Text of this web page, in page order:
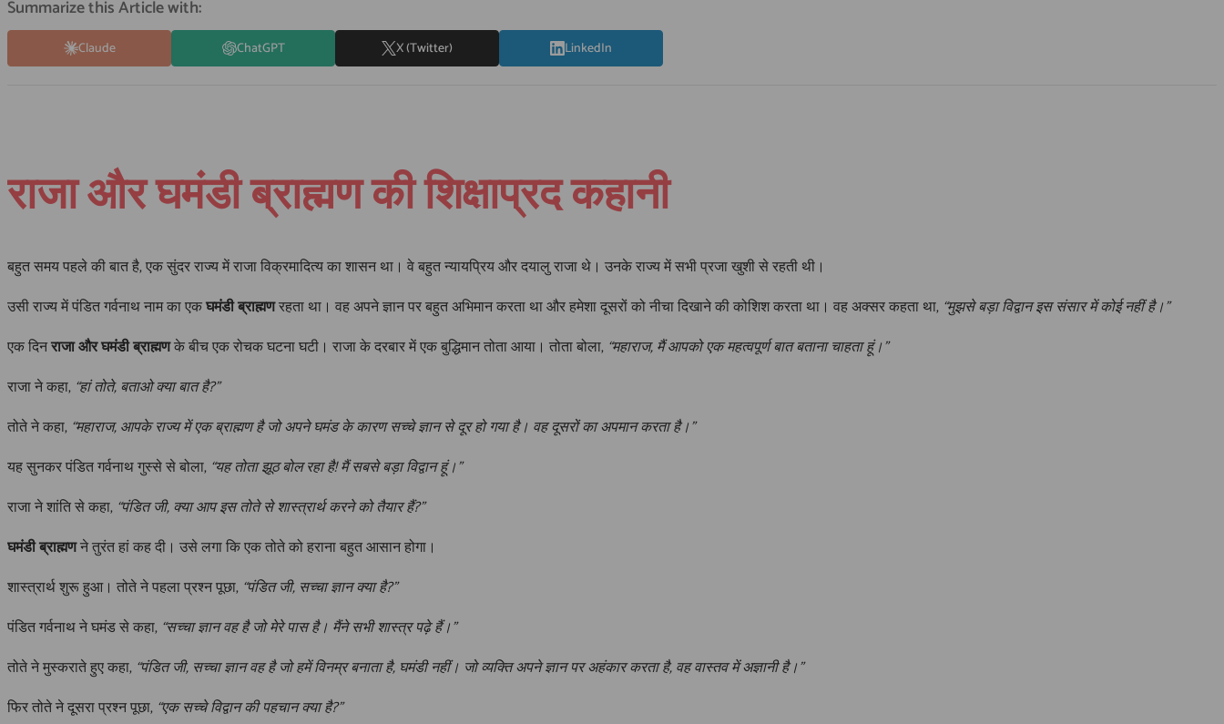
Summarize this Article with:
Claude ChatGPT X (Twitter) LinkedIn
राजा और घमंडी ब्राह्मण की शिक्षाप्रद कहानी
बहुत समय पहले की बात है, एक सुंदर राज्य में राजा विक्रमादित्य का शासन था। वे बहुत न्यायप्रिय और दयालु राजा थे। उनके राज्य में सभी प्रजा खुशी से रहती थी।
उसी राज्य में पंडित गर्वनाथ नाम का एकघमंडी ब्राह्मणरहता था। वह अपने ज्ञान पर बहुत अभिमान करता था और हमेशा दूसरों को नीचा दिखाने की कोशिश करता था। वह अक्सर कहता था, “मुझसे बड़ा विद्वान इस संसार में कोई नहीं है।”
एक दिनराजा और घमंडी ब्राह्मणके बीच एक रोचक घटना घटी। राजा के दरबार में एक बुद्धिमान तोता आया। तोता बोला, “महाराज, मैं आपको एक महत्वपूर्ण बात बताना चाहता हूं।”
राजा ने कहा, “हां तोते, बताओ क्या बात है?”
तोते ने कहा, “महाराज, आपके राज्य में एक ब्राह्मण है जो अपने घमंड के कारण सच्चे ज्ञान से दूर हो गया है। वह दूसरों का अपमान करता है।”
यह सुनकर पंडित गर्वनाथ गुस्से से बोला, “यह तोता झूठ बोल रहा है! मैं सबसे बड़ा विद्वान हूं।”
राजा ने शांति से कहा, “पंडित जी, क्या आप इस तोते से शास्त्रार्थ करने को तैयार हैं?”
घमंडी ब्राह्मणने तुरंत हां कह दी। उसे लगा कि एक तोते को हराना बहुत आसान होगा।
शास्त्रार्थ शुरू हुआ। तोते ने पहला प्रश्न पूछा, “पंडित जी, सच्चा ज्ञान क्या है?”
पंडित गर्वनाथ ने घमंड से कहा, “सच्चा ज्ञान वह है जो मेरे पास है। मैंने सभी शास्त्र पढ़े हैं।”
तोते ने मुस्कराते हुए कहा, “पंडित जी, सच्चा ज्ञान वह है जो हमें विनम्र बनाता है, घमंडी नहीं। जो व्यक्ति अपने ज्ञान पर अहंकार करता है, वह वास्तव में अज्ञानी है।”
फिर तोते ने दूसरा प्रश्न पूछा, “एक सच्चे विद्वान की पहचान क्या है?”